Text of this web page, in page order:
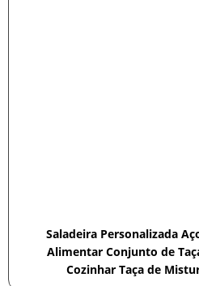
Saladeira Personalizada
Alimentar Conjunto de
Cozinhar Taça de